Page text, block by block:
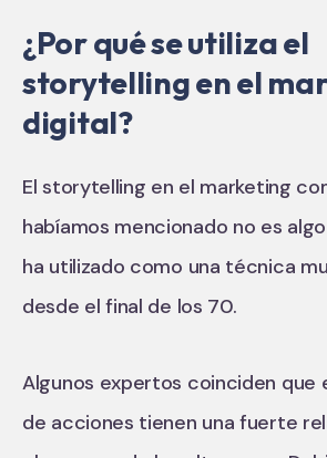
¿Por qué se utiliza el
storytelling en el
digital?
El storytelling en el marketing
habíamos mencionado no es
ha utilizado como una técnica
desde el final de los 70.
Algunos expertos coinciden que
de acciones tienen una fuerte